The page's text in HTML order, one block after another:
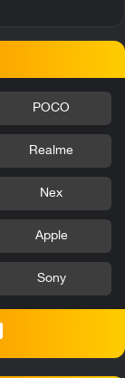
POCO
Realme
Nex
Apple
Sony